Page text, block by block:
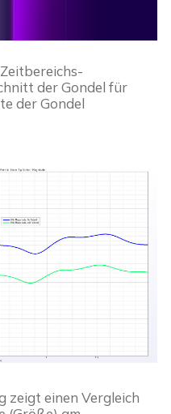
der Gondel für
der Gondel
zeigt einen Vergleich